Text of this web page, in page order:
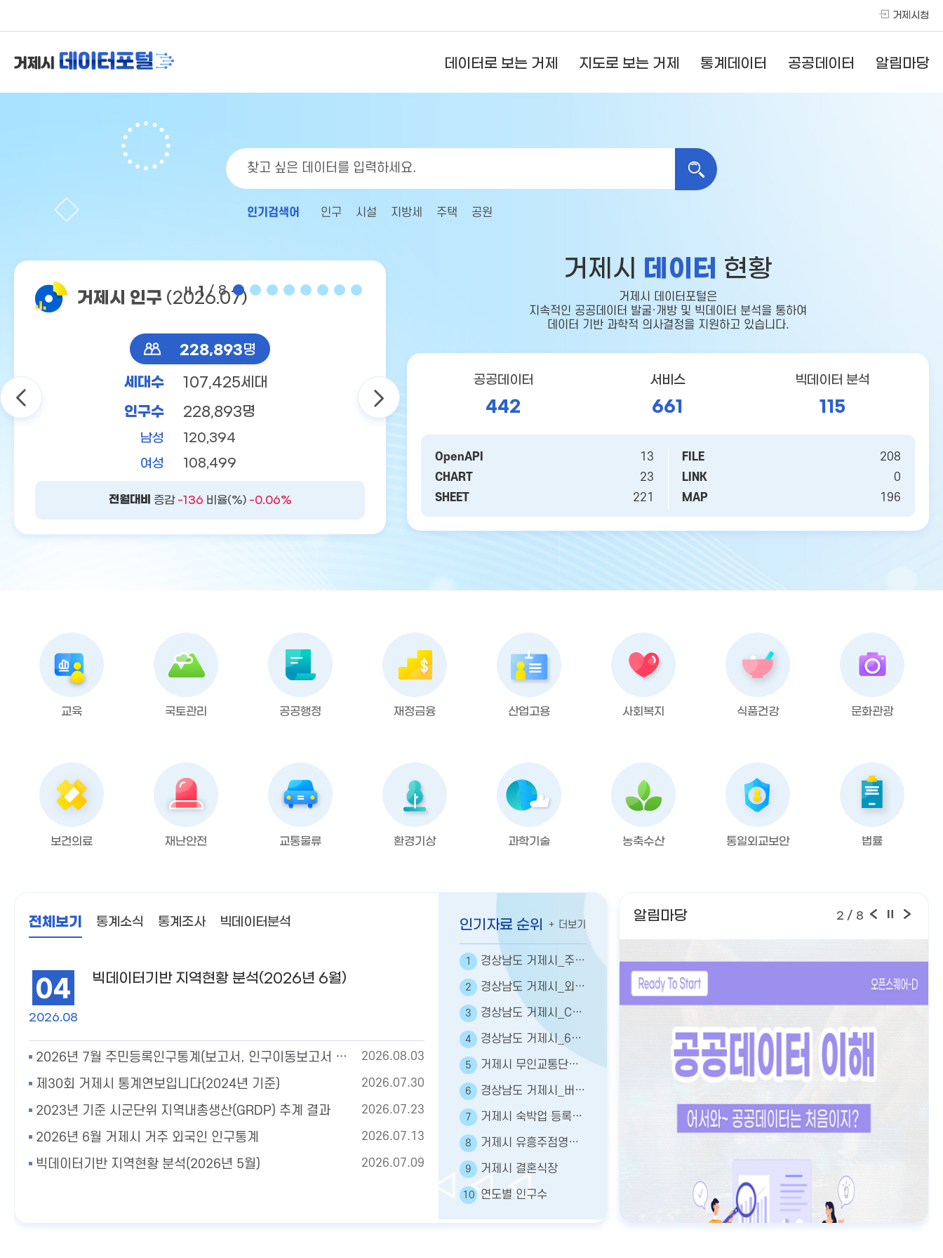
거제시청
데이터로 보는 거제 지도로 보는 거제 통계데이터 공공데이터 알림마당
인기검색어 인구 시설 지방세 주택 공원
연도별 인구수 2 / 8
거제시 데이터 현황
거제시 데이터포털은
지속적인 공공데이터 발굴·개방 및 빅데이터 분석을 통하여
데이터 기반 과학적 의사결정을 지원하고 있습니다.
공공데이터
442
서비스
661
빅데이터 분석
115
OpenAPI 13 FILE
208
CHART
23 LINK
0
SHEET
221 MAP 196
교육 국토관리 공공행정 재정금융 산업고용 사회복지 식품건강 문화관광
보건의료 재난안전 교통물류 환경기상 과학기술 농축수산 통일외교보안 법률
전체보기 통계소식 통계조사 빅데이터분석
04
2026.08
빅데이터기반 지역현황 분석(2026년 6월)
2026년 7월 주민등록인구통계(보고서, 인구이동보고서 포함) 2026.08.03
제30회 거제시 통계연보입니다(2024년 기준) 2026.07.30
2023년 기준 시군단위 지역내총생산(GRDP) 추계 결과 2026.07.23
2026년 6월 거제시 거주 외국인 인구통계 2026.07.13
빅데이터기반 지역현황 분석(2026년 5월) 2026.07.09
인기자료 순위
1 경상남도 거제시_주민등록인구현황
2 경상남도 거제시_외국인주민현황
3 경상남도 거제시_CCTV현황
4 경상남도 거제시_65세이상인구
5 거제시 무인교통단속카메라표준데이터
6 경상남도 거제시_버스 정보
7 거제시 숙박업 등록현황
8 거제시 유흥주점영업 - 인허가
9 거제시 결혼식장
10 연도별 인구수
더보기
알림마당 2 / 8